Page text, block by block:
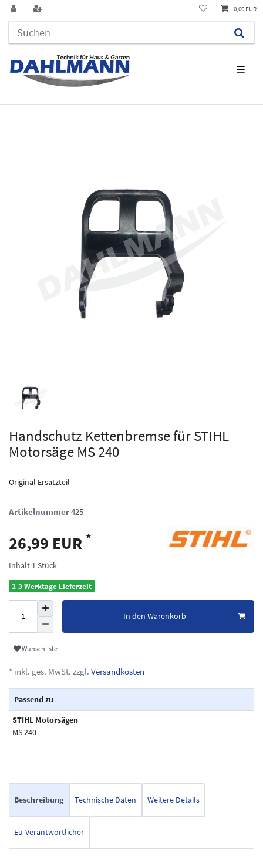
☰
0,00 EUR
Handschutz Kettenbremse für STIHL
Motorsäge MS 240
Original Ersatzteil
Artikelnummer425
26,99 EUR *
Inhalt 1 Stück
2-3 Werktage Lieferzeit
In den Warenkorb
Wunschliste
* inkl. ges. MwSt. zzgl. Versandkosten
Passend zu
STIHL Motorsägen
MS 240
Beschreibung Technische Daten Weitere Details
Eu-Verantwortlicher